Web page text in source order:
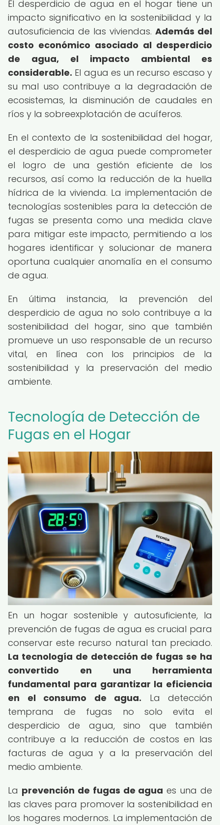
El desperdicio de agua en el hogar tiene un
impacto significativo en la sostenibilidad y la
autosuficiencia de las viviendas. Además del
costo económico asociado al desperdicio
de agua, el impacto ambiental es
considerable. El agua es un recurso escaso y
su mal uso contribuye a la degradación de
ecosistemas, la disminución de caudales en
ríos y la sobreexplotación de acuíferos.
En el contexto de la sostenibilidad del hogar,
el desperdicio de agua puede comprometer
el logro de una gestión eficiente de los
recursos, así como la reducción de la huella
hídrica de la vivienda. La implementación de
tecnologías sostenibles para la detección de
fugas se presenta como una medida clave
para mitigar este impacto, permitiendo a los
hogares identificar y solucionar de manera
oportuna cualquier anomalía en el consumo
de agua.
En última instancia, la prevención del
desperdicio de agua no solo contribuye a la
sostenibilidad del hogar, sino que también
promueve un uso responsable de un recurso
vital, en línea con los principios de la
sostenibilidad y la preservación del medio
ambiente.
Tecnología de Detección de
Fugas en el Hogar
En un hogar sostenible y autosuficiente, la
prevención de fugas de agua es crucial para
conservar este recurso natural tan preciado.
La tecnología de detección de fugas se ha
convertido en una herramienta
fundamental para garantizar la eficiencia
en el consumo de agua. La detección
temprana de fugas no solo evita el
desperdicio de agua, sino que también
contribuye a la reducción de costos en las
facturas de agua y a la preservación del
medio ambiente.
La prevención de fugas de agua es una de
las claves para promover la sostenibilidad en
los hogares modernos. La implementación de